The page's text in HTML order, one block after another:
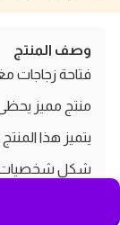
وصف المنتج
فتاحة
منتج مميز
يتميز هذا
شكل شخصيات
وغيرها من